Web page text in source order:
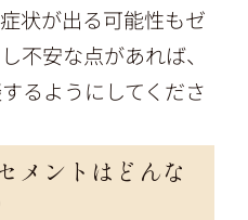
状が出る可能性もゼ
不安な点があれば、
るようにしてくださ
メントはどんな